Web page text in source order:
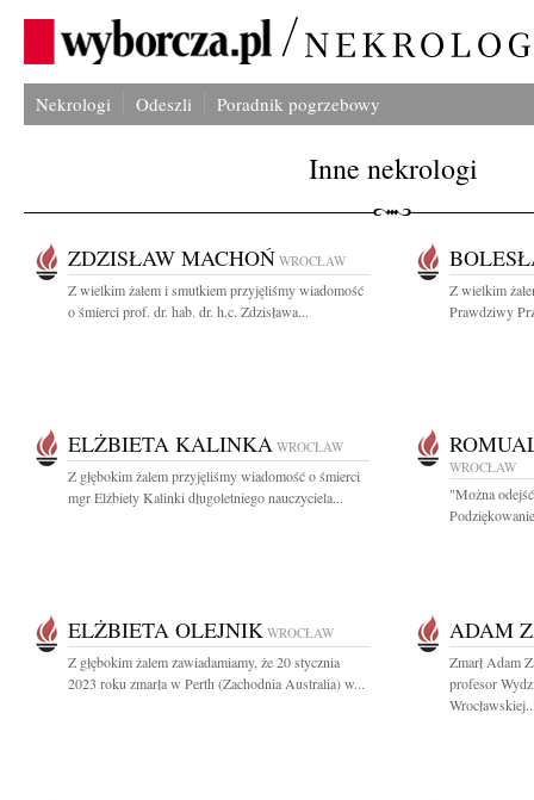
Nekrologi Odeszli Poradnik pogrzebowy
Inne nekrologi
ZDZISŁAW MACHOŃ WROCŁAW
Z wielkim żalem i smutkiem przyjęliśmy wiadomość
o śmierci prof. dr. hab. dr. h.c. Zdzisława...
Z wielkim
Prawdziwy
ELŻBIETA KALINKA WROCŁAW
Z głębokim żalem przyjęliśmy wiadomość o śmierci
mgr Elżbiety Kalinki długoletniego nauczyciela...
WROCŁAW
"Można
ELŻBIETA OLEJNIK WROCŁAW
Z głębokim żalem zawiadamiamy, że 20 stycznia
2023 roku zmarła w Perth (Zachodnia Australia) w...
ADAM
Zmarł Adam
profesor